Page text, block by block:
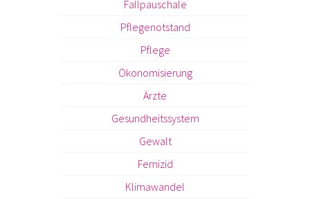
Fallpauschale
Pflegenotstand
Pflege
Ökonomisierung
Ärzte
Gesundheitssystem
Gewalt
Femizid
Klimawandel